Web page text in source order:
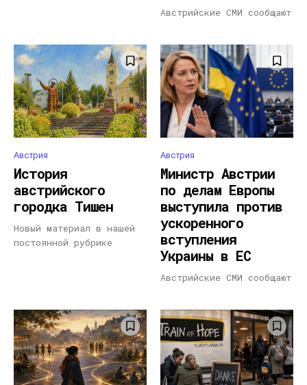
Австрийские СМИ сообщают
Австрия
История
австрийского
городка Тишен
Новый материал в нашей
постоянной рубрике
Австрия
Министр Австрии
по делам Европы
выступила против
ускоренного
вступления
Украины в ЕС
Австрийские СМИ сообщают